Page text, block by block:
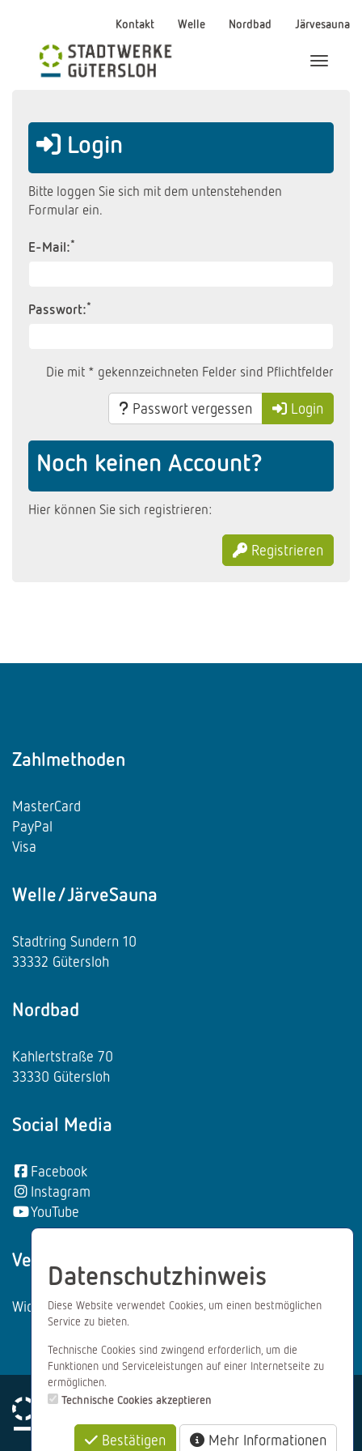
Kontakt Welle Nordbad Järvesauna
Menü
Login
Bitte loggen Sie sich mit dem untenstehenden
Formular ein.
E-Mail:*
Passwort:*
Die mit * gekennzeichneten Felder sind Pflichtfelder
Passwort vergessen Login
Noch keinen Account?
Hier können Sie sich registrieren:
Registrieren
Zahlmethoden
MasterCard
PayPal
Visa
Welle/JärveSauna
Stadtring Sundern 10
33332 Gütersloh
Nordbad
Kahlertstraße 70
33330 Gütersloh
Social Media
Facebook
Instagram
YouTube
Vertrag wiederrufen:
Widerrufsformular
Impressum Datenschutz AGB
Datenschutzhinweis
Diese Website verwendet Cookies, um einen bestmöglichen
Service zu bieten.
Technische Cookies sind zwingend erforderlich, um die
Funktionen und Serviceleistungen auf einer Internetseite zu
ermöglichen.
Technische Cookies akzeptieren
Bestätigen Mehr Informationen